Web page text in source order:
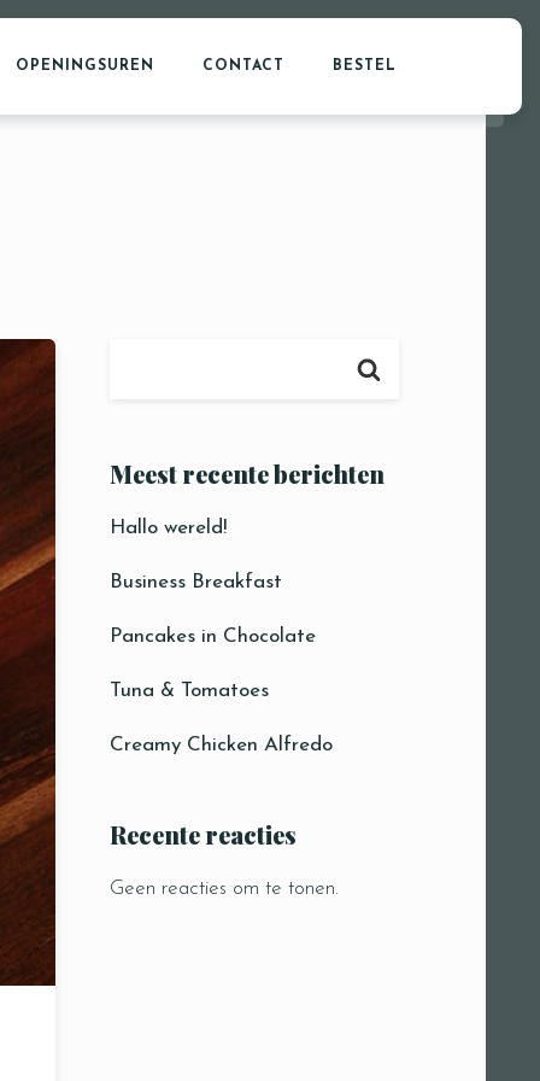
OPENINGSUREN CONTACT BESTEL
Meest recente berichten
Hallo wereld!
Business Breakfast
Pancakes in Chocolate
Tuna & Tomatoes
Creamy Chicken Alfredo
Recente reacties
Geen reacties om te tonen.